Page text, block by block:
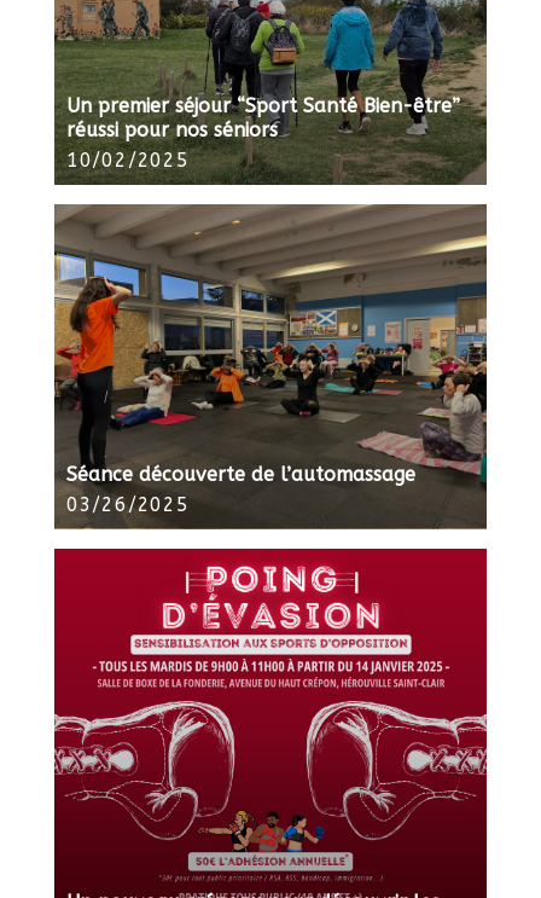
Un premier séjour “Sport Santé Bien-être”
réussi pour nos séniors
10/02/2025
Séance découverte de l’automassage
03/26/2025